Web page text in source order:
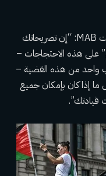
وفي رسالة مفتوحة إلى رولي يوم الاثنين، قالت MAB: “إن تصريحاتك
على هذه الاحتجاجات –
واحد من هذه القضية –
ما إذا كان بإمكان جميع
قيادتك”.